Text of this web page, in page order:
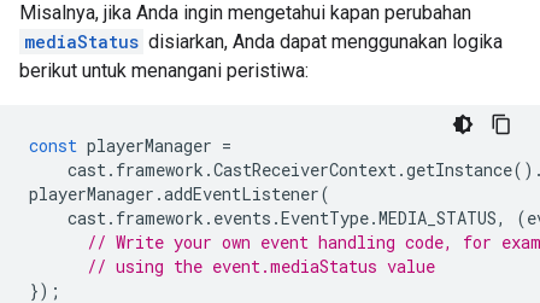
Misalnya, jika Anda ingin mengetahui kapan perubahan
mediaStatus disiarkan, Anda dapat menggunakan logika
berikut untuk menangani peristiwa:
const playerManager =
cast. framework .CastReceiverContext.getInstance
playerManager .addEventListener(
cast. framework . events .EventType.MEDIA_STATUS, (
// Write your own event handling code, for
// using the event.mediaStatus value
});